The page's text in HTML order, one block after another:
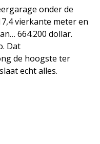
onder de
vierkante meter en
664.200 dollar.
Dat
de hoogste ter
echt alles.